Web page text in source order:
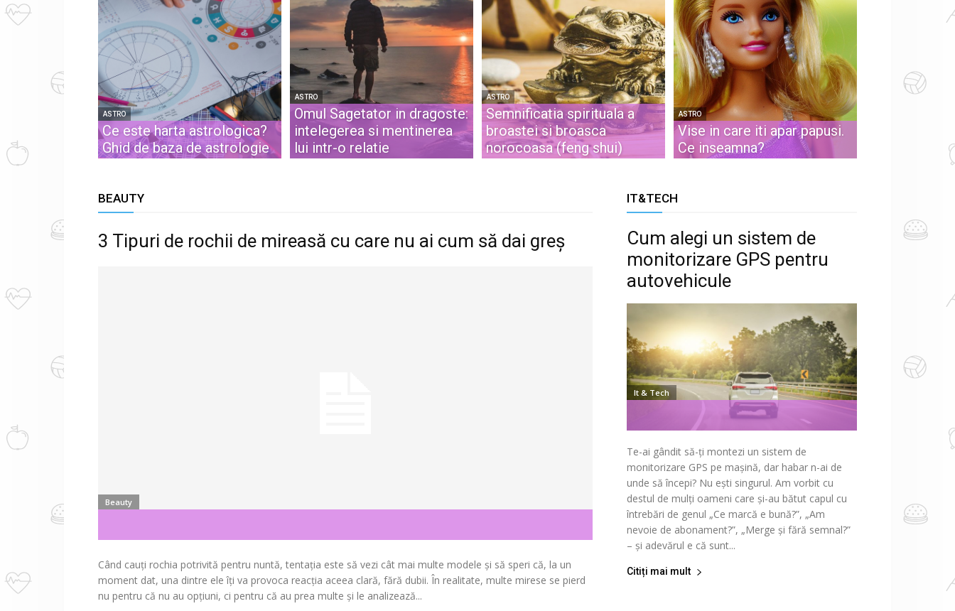
ASTRO
Ce este harta astrologica?
Ghid de baza de astrologie
ASTRO
Omul Sagetator in dragoste:
intelegerea si mentinerea
lui intr-o relatie
ASTRO
Semnificatia spirituala a
broastei si broasca
norocoasa (feng shui)
ASTRO
Vise in care iti apar papusi.
Ce inseamna?
BEAUTY
3 Tipuri de rochii de mireasă cu care nu ai cum să dai greș
Beauty
Când cauți rochia potrivită pentru nuntă, tentația este să vezi cât mai multe modele și să speri că, la un
moment dat, una dintre ele îți va provoca reacția aceea clară, fără dubii. În realitate, multe mirese se pierd
nu pentru că nu au opțiuni, ci pentru că au prea multe și le analizează...
IT&TECH
Cum alegi un sistem de
monitorizare GPS pentru
autovehicule
It & Tech
Te-ai gândit să-ți montezi un sistem de
monitorizare GPS pe mașină, dar habar n-ai de
unde să începi? Nu ești singurul. Am vorbit cu
destul de mulți oameni care și-au bătut capul cu
întrebări de genul „Ce marcă e bună?”, „Am
nevoie de abonament?”, „Merge și fără semnal?”
– și adevărul e că sunt...
Citiți mai mult